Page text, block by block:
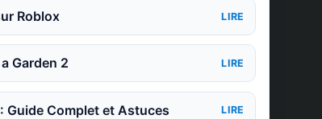
Roblox LIRE
Garden 2 LIRE
Guide Complet et Astuces LIRE